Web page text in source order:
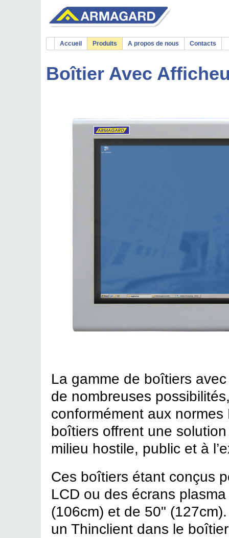
Accueil Produits A propos de nous Contacts
Boîtier Avec
La gamme de boîtiers
de nombreuses
conformément aux
boîtiers offrent une
milieu hostile, public et à
Ces boîtiers étant conçus
LCD ou des écrans
(106cm) et de 50"
un Thinclient dans le